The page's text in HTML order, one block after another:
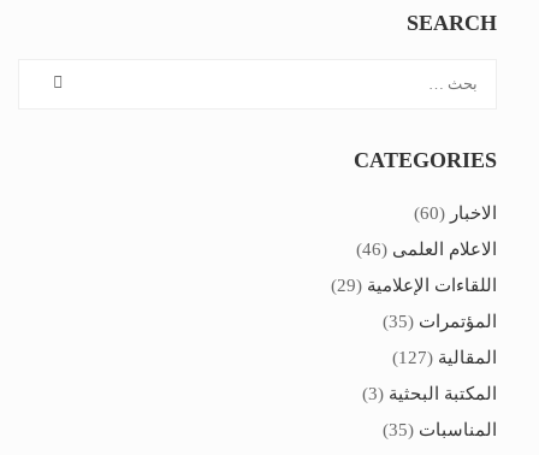
SEARCH
CATEGORIES
الاخبار (60)
الاعلام العلمى (46)
اللقاءات الإعلامية (29)
المؤتمرات (35)
المقالية (127)
المكتبة البحثية (3)
المناسبات (35)